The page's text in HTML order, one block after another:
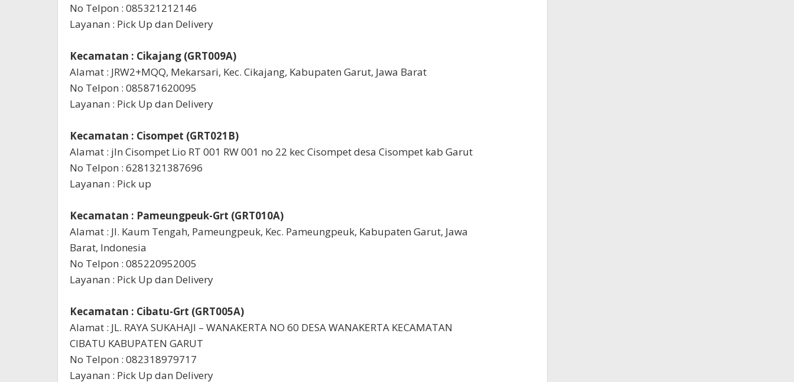
No Telpon : 085321212146
Layanan : Pick Up dan Delivery
Kecamatan : Cikajang (GRT009A)
Alamat : JRW2+MQQ, Mekarsari, Kec. Cikajang, Kabupaten Garut, Jawa Barat
No Telpon : 085871620095
Layanan : Pick Up dan Delivery
Kecamatan : Cisompet (GRT021B)
Alamat : jln Cisompet Lio RT 001 RW 001 no 22 kec Cisompet desa Cisompet kab Garut
No Telpon : 6281321387696
Layanan : Pick up
Kecamatan : Pameungpeuk-Grt (GRT010A)
Alamat : Jl. Kaum Tengah, Pameungpeuk, Kec. Pameungpeuk, Kabupaten Garut, Jawa
Barat, Indonesia
No Telpon : 085220952005
Layanan : Pick Up dan Delivery
Kecamatan : Cibatu-Grt (GRT005A)
Alamat : JL. RAYA SUKAHAJI – WANAKERTA NO 60 DESA WANAKERTA KECAMATAN
CIBATU KABUPATEN GARUT
No Telpon : 082318979717
Layanan : Pick Up dan Delivery